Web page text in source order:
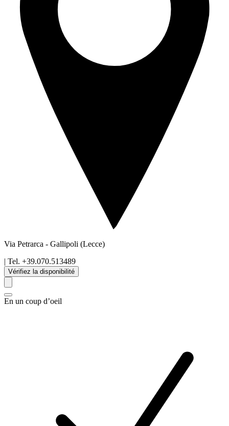
Via Petrarca - Gallipoli (Lecce)
| Tel. +39.070.513489
Vérifiez la disponibilité
En un coup d’oeil